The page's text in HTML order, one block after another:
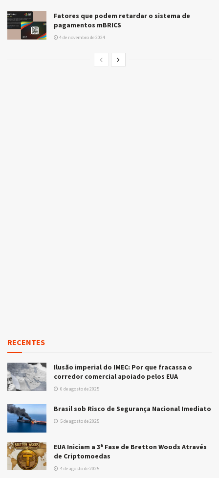
Fatores que podem retardar o sistema de
pagamentos mBRICS
4 de novembro de 2024
RECENTES
Ilusão imperial do IMEC: Por que fracassa o
corredor comercial apoiado pelos EUA
6 de agosto de 2025
Brasil sob Risco de Segurança Nacional Imediato
5 de agosto de 2025
EUA Iniciam a 3ª Fase de Bretton Woods Através
de Criptomoedas
4 de agosto de 2025